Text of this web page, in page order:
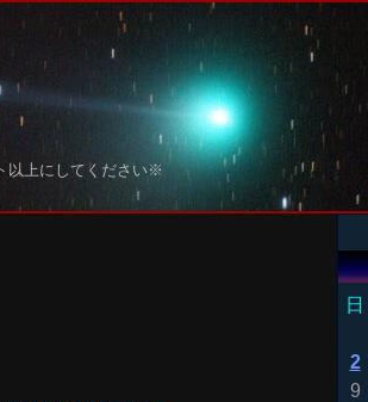
以上にしてください※
日
2
9